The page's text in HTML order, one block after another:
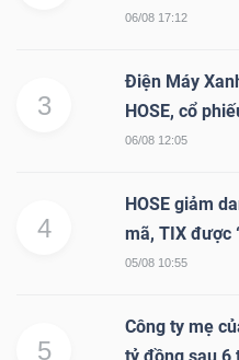
06/08 17:12
3
Điện Máy
HOSE, cổ
06/08 12:05
4
HOSE giảm
mã, TIX được
05/08 10:55
5
Công ty mẹ
tỷ đồng sau 6
TÀI